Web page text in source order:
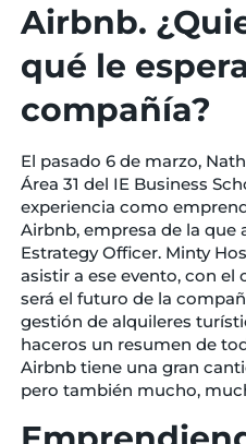
Airbnb.
qué le
compañía?
El pasado 6 de marzo,
Área 31 del IE Business
experiencia como
Airbnb, empresa de la que
Estrategy Officer. Minty
asistir a ese evento, con
será el futuro de la
gestión de alquileres
haceros un resumen de
Airbnb tiene una gran
pero también mucho,